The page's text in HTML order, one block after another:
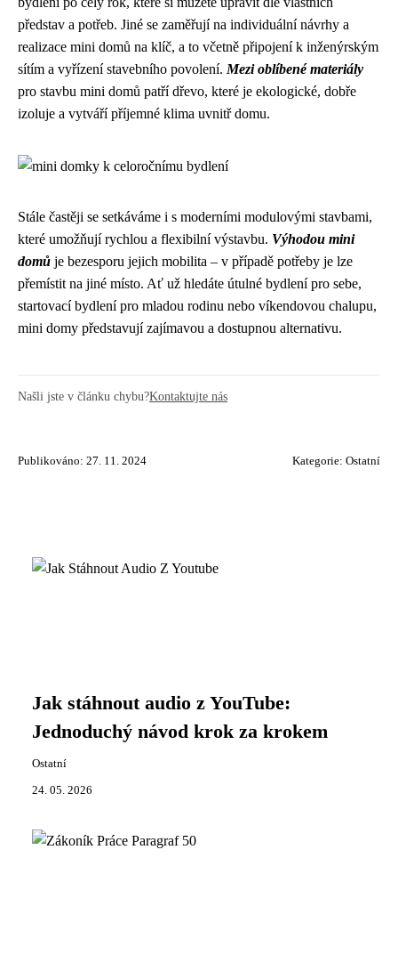
představ a potřeb. Jiné se zaměřují na individuální návrhy a
realizace mini domů na klíč, a to včetně připojení k inženýrským
sítím a vyřízení stavebního povolení. Mezi oblíbené materiály
pro stavbu mini domů patří dřevo, které je ekologické, dobře
izoluje a vytváří příjemné klima uvnitř domu.
Stále častěji se setkáváme i s moderními modulovými stavbami,
které umožňují rychlou a flexibilní výstavbu. Výhodou mini
domů je bezesporu jejich mobilita – v případě potřeby je lze
přemístit na jiné místo. Ať už hledáte útulné bydlení pro sebe,
startovací bydlení pro mladou rodinu nebo víkendovou chalupu,
mini domy představují zajímavou a dostupnou alternativu.
Našli jste v článku chybu?Kontaktujte nás
Publikováno: 27. 11. 2024 Kategorie: Ostatní
Jak stáhnout audio z YouTube:
Jednoduchý návod krok za krokem
Ostatní
24. 05. 2026